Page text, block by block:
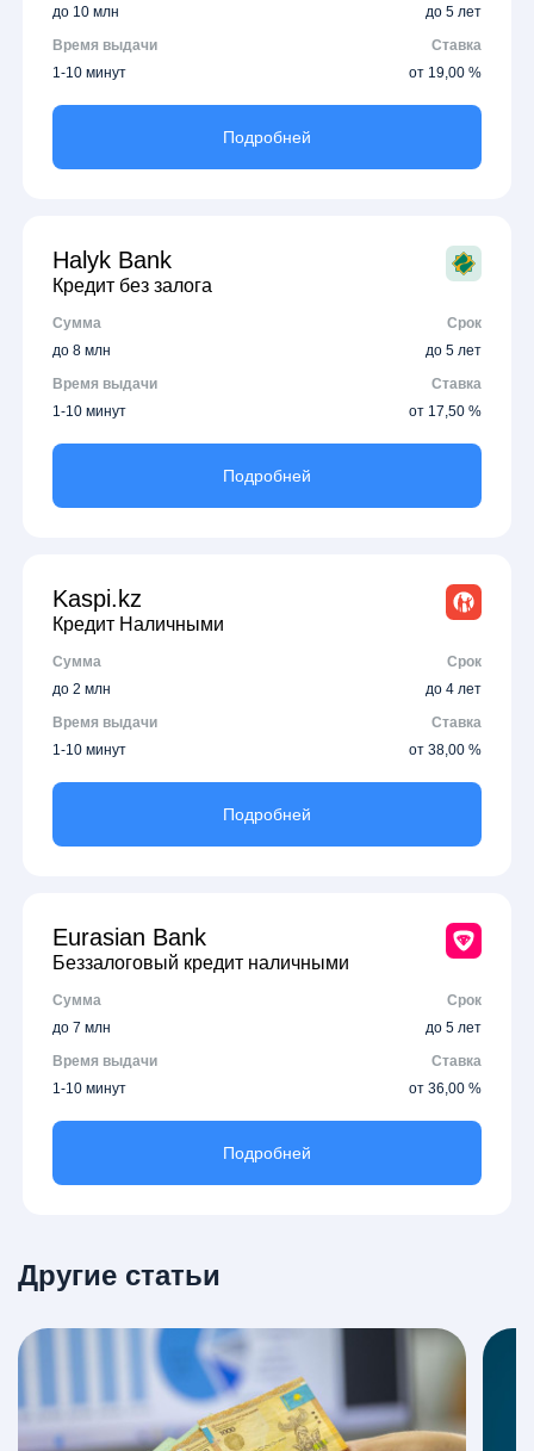
до 10 млн
до 5 лет
Время выдачи
Ставка
1-10 минут
от 19,00 %
Подробней
Halyk Bank
Кредит без залога
Сумма
Срок
до 8 млн
до 5 лет
Время выдачи
Ставка
1-10 минут
от 17,50 %
Подробней
Kaspi.kz
Кредит Наличными
Сумма
Срок
до 2 млн
до 4 лет
Время выдачи
Ставка
1-10 минут
от 38,00 %
Подробней
Eurasian Bank
Беззалоговый кредит наличными
Сумма
Срок
до 7 млн
до 5 лет
Время выдачи
Ставка
1-10 минут
от 36,00 %
Подробней
Другие статьи